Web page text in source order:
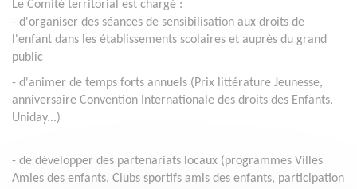
Le Comité territorial est chargé :
- d'organiser des séances de sensibilisation aux droits de
l'enfant dans les établissements scolaires et auprès du grand
public
- d'animer de temps forts annuels (Prix littérature Jeunesse,
anniversaire Convention Internationale des droits des Enfants,
Uniday...)
- de développer des partenariats locaux (programmes Villes
Amies des enfants, Clubs sportifs amis des enfants, participation